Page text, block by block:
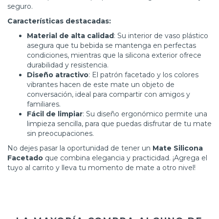
seguro.
Características destacadas:
Material de alta calidad: Su interior de vaso plástico
asegura que tu bebida se mantenga en perfectas
condiciones, mientras que la silicona exterior ofrece
durabilidad y resistencia.
Diseño atractivo: El patrón facetado y los colores
vibrantes hacen de este mate un objeto de
conversación, ideal para compartir con amigos y
familiares.
Fácil de limpiar: Su diseño ergonómico permite una
limpieza sencilla, para que puedas disfrutar de tu mate
sin preocupaciones.
No dejes pasar la oportunidad de tener un Mate Silicona
Facetado que combina elegancia y practicidad. ¡Agrega el
tuyo al carrito y lleva tu momento de mate a otro nivel!